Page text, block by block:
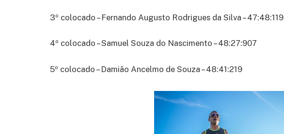
3º colocado – Fernando Augusto Rodrigues da Silva – 47:48:119
4º colocado – Samuel Souza do Nascimento – 48:27:907
5º colocado – Damião Ancelmo de Souza – 48:41:219